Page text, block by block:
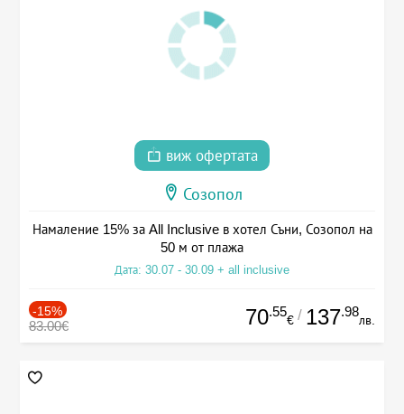
виж офертата
Созопол
Намаление 15% за All Inclusive в хотел Съни, Созопол на
50 м от плажа
Дата: 30.07 - 30.09 + all inclusive
-15%
83.00€ 70.55
€ / 137.98
лв.